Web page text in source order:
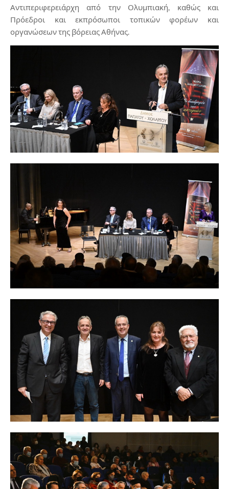
Αντιπεριφερειάρχη από την Ολυμπιακή, καθώς και
Πρόεδροι και εκπρόσωποι τοπικών φορέων και
οργανώσεων της βόρειας Αθήνας.